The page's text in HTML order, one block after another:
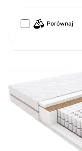
Porównaj